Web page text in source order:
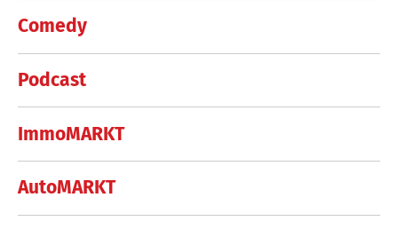
Comedy
Podcast
ImmoMARKT
AutoMARKT